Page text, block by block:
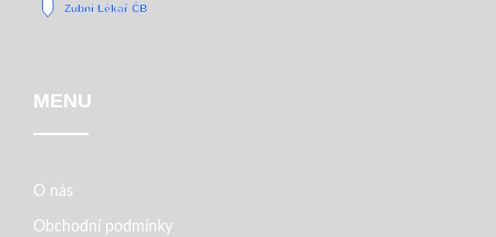
MENU
O nás
Obchodní podmínky